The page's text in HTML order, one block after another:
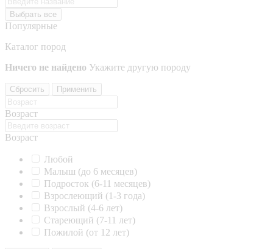
Выбрать все
Популярные
Каталог пород
Ничего не найдено Укажите другую породу
Сбросить Применить
Возраст
Возраст
Любой
Малыш (до 6 месяцев)
Подросток (6-11 месяцев)
Взрослеющий (1-3 года)
Взрослый (4-6 лет)
Стареющий (7-11 лет)
Пожилой (от 12 лет)